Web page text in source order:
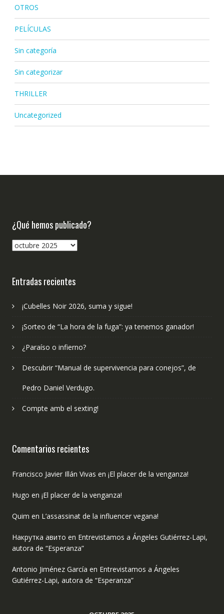
OTROS
PELÍCULAS
Sin categoría
Sin categorizar
THRILLER
Uncategorized
¿Qué hemos publicado?
¿Qué
Entradas recientes
¡Cubelles Noir 2026, suma y sigue!
¡Sorteo de “La hora de la fuga”: ya tenemos ganador!
¿Paraíso o infierno?
Descubrir “Manual de supervivencia para conejos”, de
Pedro Daniel Verdugo.
Compte amb el sexting!
Comentarios recientes
Francisco Javier Illán Vivas en ¡El placer de la venganza!
Hugo en ¡El placer de la venganza!
Quim en L’assassinat de la influencer vegana!
Накрутка авито en Entrevistamos a Ángeles Gutiérrez-Lapi,
autora de “Esperanza”
Antonio Jiménez García en Entrevistamos a Ángeles
Gutiérrez-Lapi, autora de “Esperanza”